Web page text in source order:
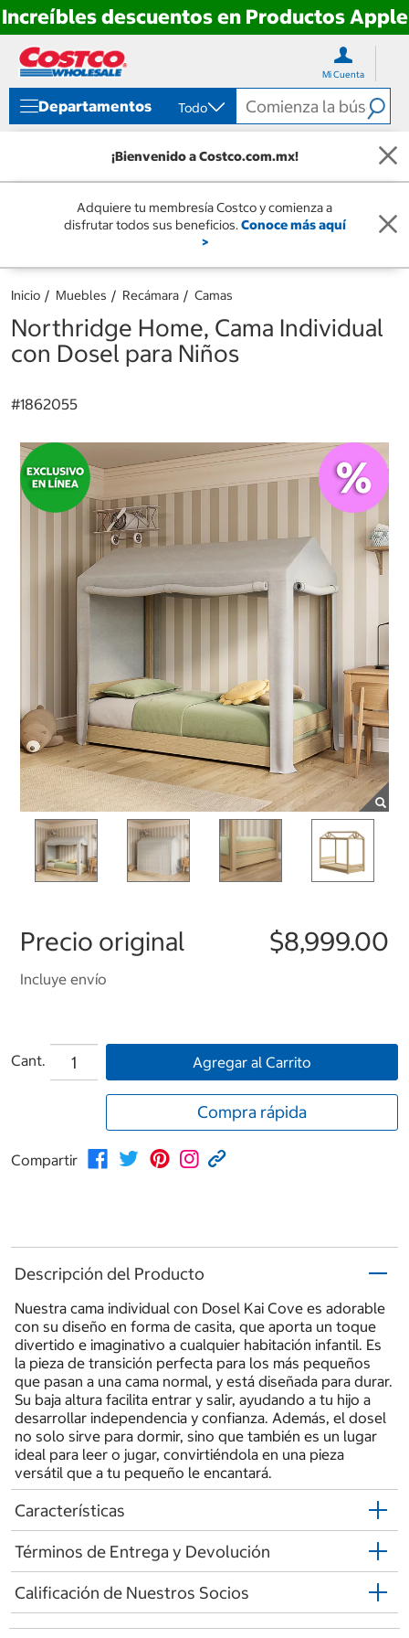
Increíbles descuentos en Productos Apple
directo
contenido
directo
menú
navegación
Mi Cuenta
Departamentos Todo
¡Bienvenido a Costco.com.mx!
Adquiere tu membresía Costco y comienza a
disfrutar todos sus beneficios.Conoce más aquí
>
Inicio Muebles Recámara Camas
Northridge Home, Cama Individual
con Dosel para Niños
#1862055
Precio original $8,999.00
Incluye envío
Cant. Agregar al Carrito
Compra rápida
Compartir
Descripción del Producto
Nuestra cama individual con Dosel Kai Cove es adorable
con su diseño en forma de casita, que aporta un toque
divertido e imaginativo a cualquier habitación infantil. Es
la pieza de transición perfecta para los más pequeños
que pasan a una cama normal, y está diseñada para durar.
Su baja altura facilita entrar y salir, ayudando a tu hijo a
desarrollar independencia y confianza. Además, el dosel
no solo sirve para dormir, sino que también es un lugar
ideal para leer o jugar, convirtiéndola en una pieza
versátil que a tu pequeño le encantará.
Características
Términos de Entrega y Devolución
Calificación de Nuestros Socios